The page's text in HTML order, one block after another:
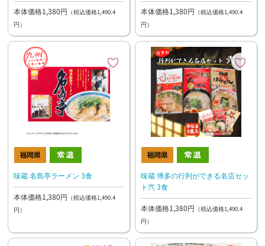
本体価格1,380円 （税込価格1,490.4
円）
本体価格1,380円 （税込価格1,490.4
円）
味蔵 名島亭ラーメン 3食
本体価格1,380円 （税込価格1,490.4
円）
味蔵 博多の行列ができる名店セッ
ト弐 3食
本体価格1,380円 （税込価格1,490.4
円）